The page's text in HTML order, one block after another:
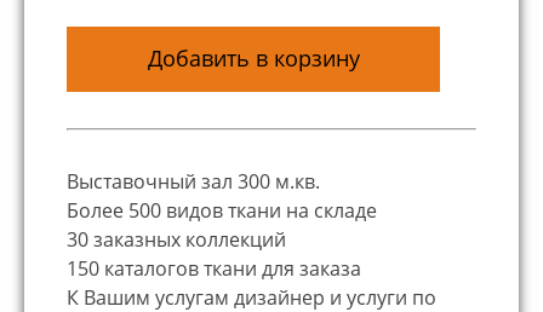
Добавить в корзину
Выставочный зал 300 м.кв.
Более 500 видов ткани на складе
30 заказных коллекций
150 каталогов ткани для заказа
К Вашим услугам дизайнер и услуги по